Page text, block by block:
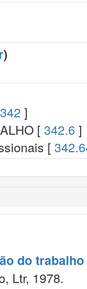
)
342 ]
[ 342.6 ]
[
do trabalho
Ltr, 1978.